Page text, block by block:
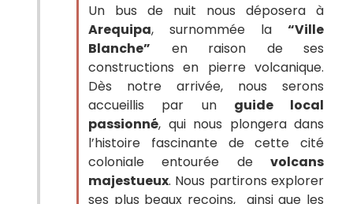
Un bus de nuit nous déposera à
Arequipa, surnommée la “Ville
Blanche” en raison de ses
constructions en pierre volcanique.
Dès notre arrivée, nous serons
accueillis par un guide local
passionné, qui nous plongera dans
l’histoire fascinante de cette cité
coloniale entourée de volcans
majestueux. Nous partirons explorer
ses plus beaux recoins, ainsi que les